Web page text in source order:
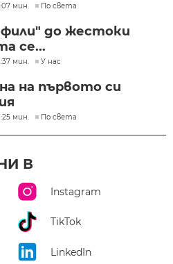
мин. По света
до жестоки
се...
мин. У нас
на първото си
мин. По света
В
Instagram
TikTok
LinkedIn